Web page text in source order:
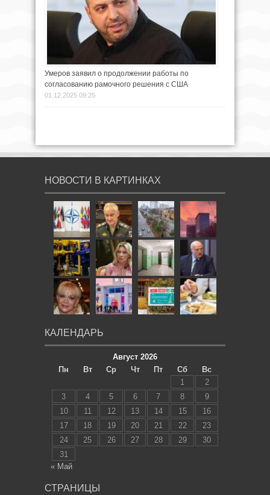
Умеров заявил о продолжении работы по
согласованию рамочного решения с США
01.12.2025 09:25
НОВОСТИ В КАРТИНКАХ
КАЛЕНДАРЬ
Август 2026
Пн
Вт Ср Чт Пт Сб
Вс
1
2
3
4 5 6 7 8
9
10
11 12 13 14 15
16
17
18 19 20 21 22
23
24
25 26 27 28 29
30
31
« Май
СТРАНИЦЫ